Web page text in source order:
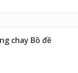
chay Bồ đề